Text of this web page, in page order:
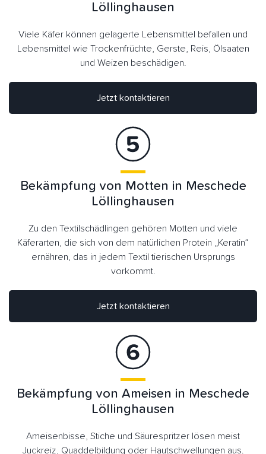
Jetzt kontaktieren
Löllinghausen
Viele Käfer können gelagerte Lebensmittel befallen und
Lebensmittel wie Trockenfrüchte, Gerste, Reis, Ölsaaten
und Weizen beschädigen.
Bekämpfung von Motten in Meschede
Löllinghausen
Zu den Textilschädlingen gehören Motten und viele
Käferarten, die sich von dem natürlichen Protein „Keratin“
ernähren, das in jedem Textil tierischen Ursprungs
vorkommt.
Jetzt kontaktieren
Bekämpfung von Ameisen in Meschede
Löllinghausen
Ameisenbisse, Stiche und Säurespritzer lösen meist
Juckreiz, Quaddelbildung oder Hautschwellungen aus.